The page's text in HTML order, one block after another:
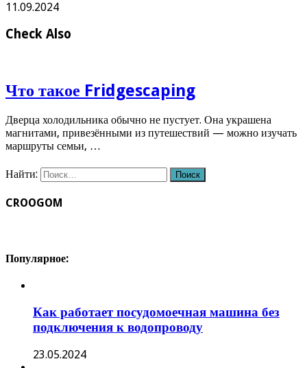
11.09.2024
Check Also
Что такое Fridgescaping
Дверца холодильника обычно не пустует. Она украшена
магнитами, привезёнными из путешествий — можно изучать
маршруты семьи, …
Найти:
CROOGOM
Популярное:
Как работает посудомоечная машина без
подключения к водопроводу
23.05.2024